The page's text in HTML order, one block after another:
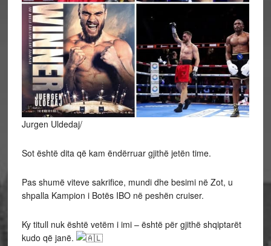
Jurgen Uldedaj/
Sot është dita që kam ëndërruar gjithë jetën time.
Pas shumë viteve sakrifice, mundi dhe besimi në Zot, u
shpalla Kampion i Botës IBO në peshën cruiser.
Ky titull nuk është vetëm i imi – është për gjithë shqiptarët
kudo që janë.